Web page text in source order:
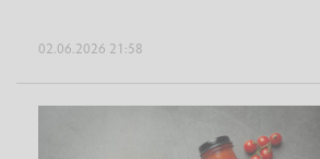
02.06.2026 21:58